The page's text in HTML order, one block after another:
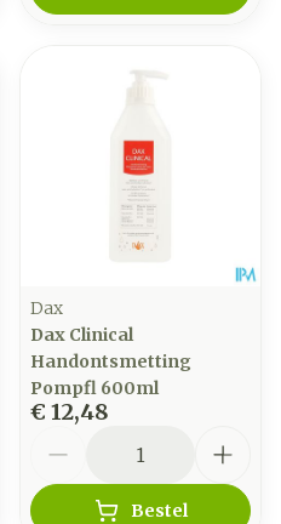
Dax
Dax Clinical
Handontsmetting
Pompfl 600ml
€ 12,48
Bestel